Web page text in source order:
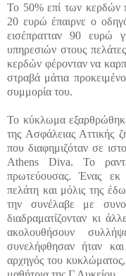
Το 50% επί των κερδών
20 ευρώ έπαιρνε ο
εισέπρατταν 90 ευρώ
υπηρεσιών στους
κερδών φέρονταν να
στραβά μάτια
συμμορία του.
Το κύκλωμα
της Ασφάλειας Αττικής
που διαφημιζόταν σε
Athens Diva. Το
πρωτεύουσας. Ένας εκ
πελάτη και μόλις της
την συνέλαβε με
διαδραματίζονταν κι
ακολουθήσουν
συνελήφθησαν ήταν
αρχηγός του κυκλώματος,